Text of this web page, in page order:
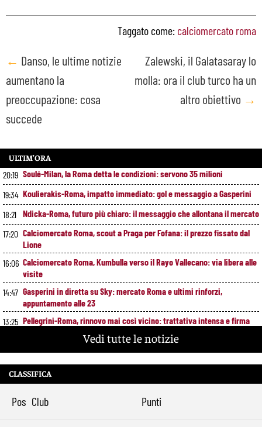
Taggato come: calciomercato roma
Post
navigation
← Danso, le ultime notizie
aumentano la
preoccupazione: cosa
succede
Zalewski, il Galatasaray lo
molla: ora il club turco ha un
altro obiettivo →
ULTIM’ORA
20:19 Soulé-Milan, la Roma detta le condizioni: servono 35 milioni
19:34 Koulierakis-Roma, impatto immediato: gol e messaggio a Gasperini
18:21 Ndicka-Roma, futuro più chiaro: il messaggio che allontana il mercato
17:20 Calciomercato Roma, scout a Praga per Fofana: il prezzo fissato dal
Lione
16:06 Calciomercato Roma, Kumbulla verso il Rayo Vallecano: via libera alle
visite
14:47 Gasperini in diretta su Sky: mercato Roma e ultimi rinforzi,
appuntamento alle 23
13:25 Pellegrini-Roma, rinnovo mai così vicino: trattativa intensa e firma
12:00
10:39 Alajbegovic, Pjanic svela il ruolo: perché il talento seguito dalla Roma
9:29
Roma, il mercato ora è nelle sue mani: dopo Molina manca soltanto
l’ala
Vedi tutte le notizie
CLASSIFICA
Pos Club Punti